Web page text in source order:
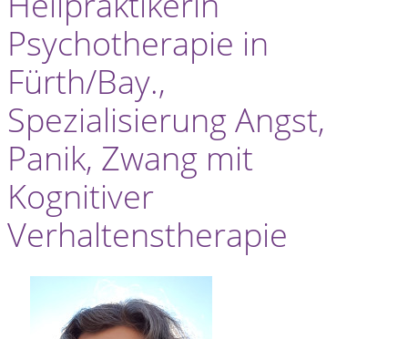
Psychotherapie in
Fürth/Bay.,
Spezialisierung Angst,
Panik, Zwang mit
Kognitiver
Verhaltenstherapie